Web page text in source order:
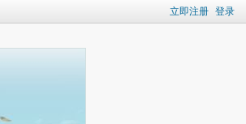
立即注册 登录